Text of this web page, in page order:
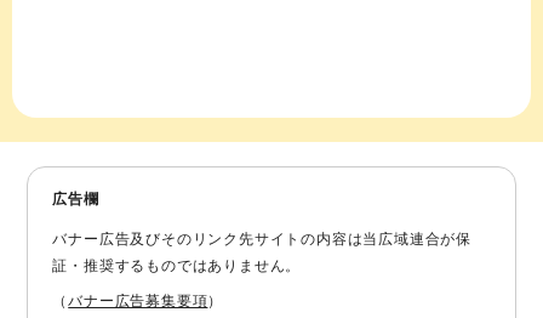
広告欄
バナー広告及びそのリンク先サイトの内容は当広域連合が保
証・推奨するものではありません。
（バナー広告募集要項）